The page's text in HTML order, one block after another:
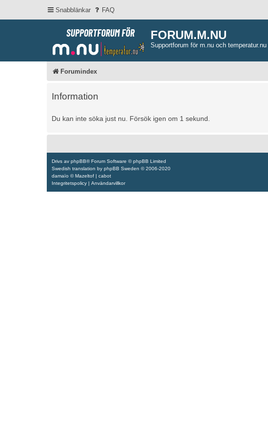
Snabblänkar FAQ
FORUM.M.NU
Supportforum för m.nu och temperatur.nu
Forumindex
Information
Du kan inte söka just nu. Försök igen om 1 sekund.
Drivs av phpBB® Forum Software © phpBB Limited
Swedish translation by phpBB Sweden © 2006-2020
damaïo ©Mazeltof | cabot
Integritetspolicy | Användarvillkor